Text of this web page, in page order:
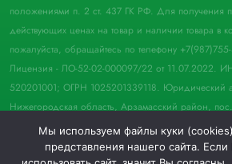
положениями п. 2 ст. 437 ГК РФ. Для получения
действующих ценах на товар и наличии товара в
пожалуйста, обращайтесь по телефону
Лицензия - ЛО-52-02-000097/22 от 11.07.2022.
520201001; ОГРН 1025201339118. Юридический
Нижегородская область, Арзамасский район,
д. 33, пом. 21.
© 2022 Аптека "Соло". Все права
Мы используем файлы куки
представления нашего сайта.